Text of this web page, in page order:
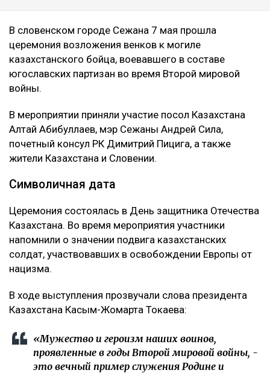
В словенском городе Сежана 7 мая прошла
церемония возложения венков к могиле
казахстанского бойца, воевавшего в составе
югославских партизан во время Второй мировой
войны.
В мероприятии приняли участие посол Казахстана
Алтай Абибуллаев, мэр Сежаны Андрей Сила,
почетный консул РК Димитрий Пицига, а также
жители Казахстана и Словении.
Символичная дата
Церемония состоялась в День защитника Отечества
Казахстана. Во время мероприятия участники
напомнили о значении подвига казахстанских
солдат, участвовавших в освобождении Европы от
нацизма.
В ходе выступления прозвучали слова президента
Казахстана Касым-Жомарта Токаева:
«Мужество и героизм наших воинов,
проявленные в годы Второй мировой войны, -
это вечный пример служения Родине и